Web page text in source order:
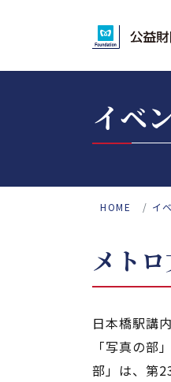
イベ
HOME イ
メト
日本橋駅講
「写真の部
部」は、第